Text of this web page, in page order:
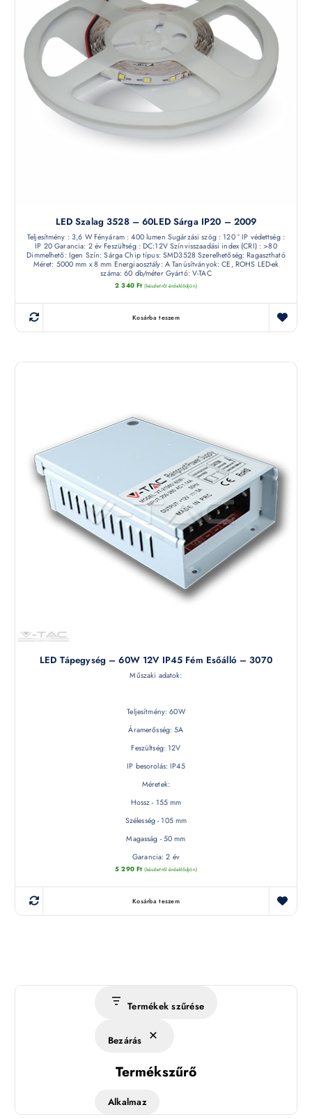
LED Szalag 3528 – 60LED Sárga IP20 – 2009
Teljesítmény : 3,6 W Fényáram : 400 lumen Sugárzási szög : 120 ° IP védettség :
IP 20 Garancia: 2 év Feszültség : DC:12V Színvisszaadási index (CRI) : >80
Dimmelhető: Igen Szín: Sárga Chip típus: SMD3528 Szerelhetőség: Ragasztható
Méret: 5000 mm x 8 mm Energiaosztály: A Tanúsítványok: CE, ROHS LED-ek
száma: 60 db/méter Gyártó: V-TAC
2 340 Ft (készletről érdeklődjön)
Kosárba teszem
LED Tápegység – 60W 12V IP45 Fém Esőálló – 3070
Műszaki adatok:
Teljesítmény: 60W
Áramerősség: 5A
Feszültség: 12V
IP besorolás: IP45
Méretek:
Hossz - 155 mm
Szélesség - 105 mm
Magasság - 50 mm
Garancia: 2 év
5 290 Ft (készletről érdeklődjön)
Kosárba teszem
Termékek szűrése
Bezárás
Termékszűrő
Alkalmaz